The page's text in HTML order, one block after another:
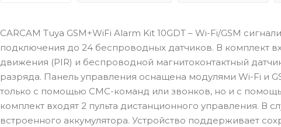
CARCAM Tuya GSM+WiFi Alarm Kit 10GDT – Wi-Fi/GSM
подключения до 24 беспроводных датчиков. В комплект
движения (PIR) и беспроводной магнитоконтактный
разряда. Панель управления оснащена модулями Wi-Fi и
только с помощью СМС-команд или звонков, но и с
комплект входят 2 пульта дистанционного управления. В
встроенного аккумулятора. Устройство поддерживает